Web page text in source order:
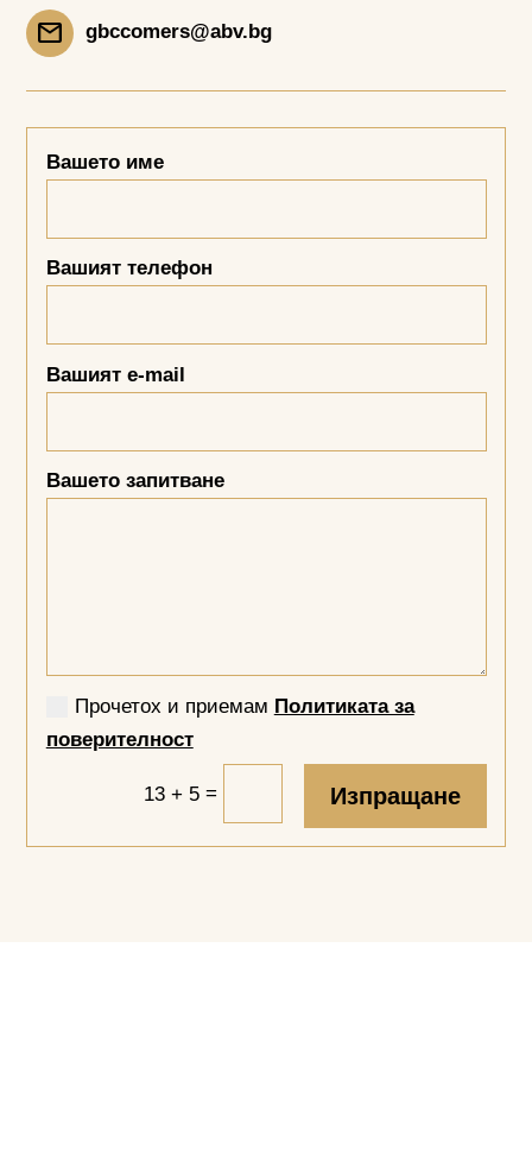
Mail gbccomers@abv.bg
Вашето име
Вашият телефон
Вашият e-mail
Вашето запитване
Прочетох и приемам Политиката за
поверителност
13 + 5= Изпращане